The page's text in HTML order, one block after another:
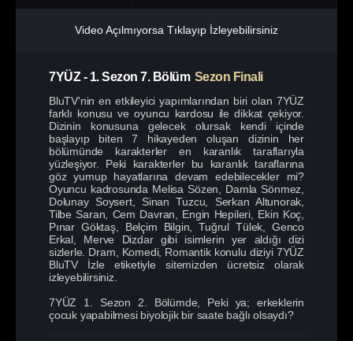
Video Açılmıyorsa Tıklayıp İzleyebilirsiniz
7YÜZ- 1. Sezon 7. Bölüm Sezon Finali
BluTV'nin en etkileyici yapımlarından biri olan 7YÜZ
farklı konusu ve oyuncu kardosu ile dikkat çekiyor.
Dizinin konusuna gelecek olursak kendi içinde
başlayıp biten 7 hikayeden oluşan dizinin her
bölümünde karakterler en karanlık taraflarıyla
yüzleşiyor. Peki karakterler bu karanlık taraflarına
göz yumup hayatlarına devam edebilecekler mi?
Oyuncu kadrosunda Melisa Sözen, Damla Sönmez,
Dolunay Soysert, Sinan Tuzcu, Serkan Altunorak,
Tilbe Saran, Cem Davran, Engin Hepileri, Ekin Koç,
Pınar Göktaş, Belçim Bilgin, Tuğrul Tülek, Genco
Erkal, Merve Dizdar gibi isimlerin yer aldığı dizi
sizlerle. Dram, Komedi, Romantik konulu diziyi 7YÜZ
BluTV İzle etiketiyle sitemizden ücretsiz olarak
izleyebilirsiniz.
7YÜZ 1. Sezon 2. Bölümde, Peki ya; erkeklerin
çocuk yapabilmesi biyolojik bir saate bağlı olsaydı?